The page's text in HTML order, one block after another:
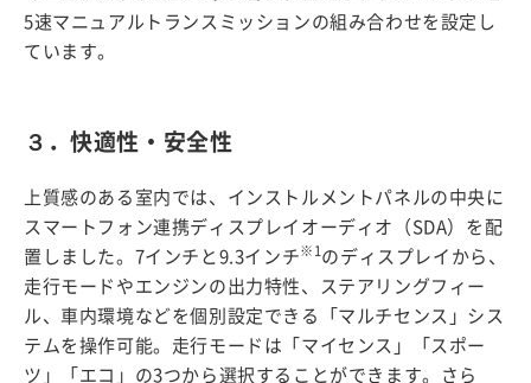
5速マニュアルトランスミッションの組み合わせを設定し
ています。
３．快適性・安全性
上質感のある室内では、インストルメントパネルの中央に
スマートフォン連携ディスプレイオーディオ（SDA）を配
置しました。7インチと9.3インチ※1 のディスプレイから、
走行モードやエンジンの出力特性、ステアリングフィー
ル、車内環境などを個別設定できる「マルチセンス」シス
テムを操作可能。走行モードは「マイセンス」「スポー
ツ」「エコ」の3つから選択することができます。さら